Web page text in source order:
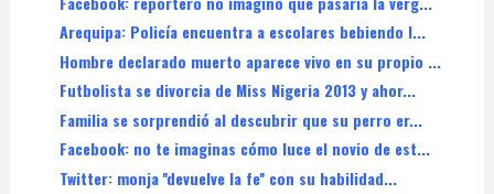
Arequipa: Policía encuentra a escolares bebiendo l...
Hombre declarado muerto aparece vivo en su propio ...
Futbolista se divorcia de Miss Nigeria 2013 y ahor...
Familia se sorprendió al descubrir que su perro er...
Facebook: no te imaginas cómo luce el novio de est...
Twitter: monja ''devuelve la fe'' con su habilidad...